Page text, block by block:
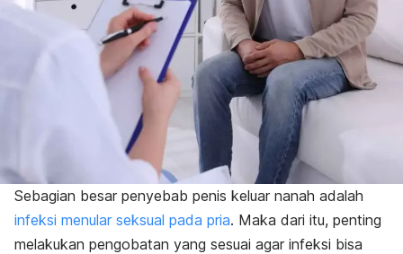
Sebagian besar penyebab penis keluar nanah adalah
infeksi menular seksual pada pria. Maka dari itu, penting
melakukan pengobatan yang sesuai agar infeksi bisa